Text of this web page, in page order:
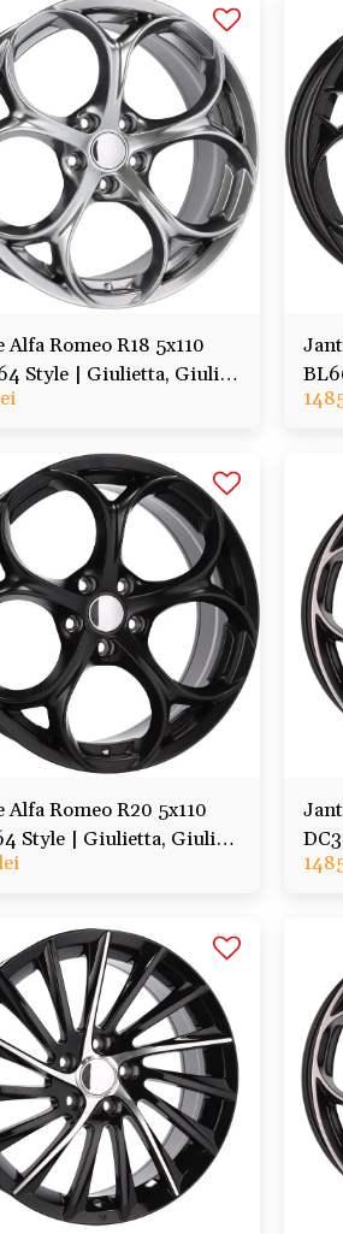
Alfa Romeo R18 5x110
Style | Giulietta, Giulia,
Tonale, Veloce
Alfa Romeo R20 5x110
Style | Giulietta, Giulia,
Tonale, Veloce